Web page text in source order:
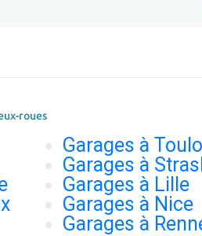
roues
Garages à
Garages à
Garages à Lille
Garages à Nice
Garages à